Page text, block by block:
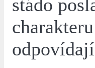
stádo